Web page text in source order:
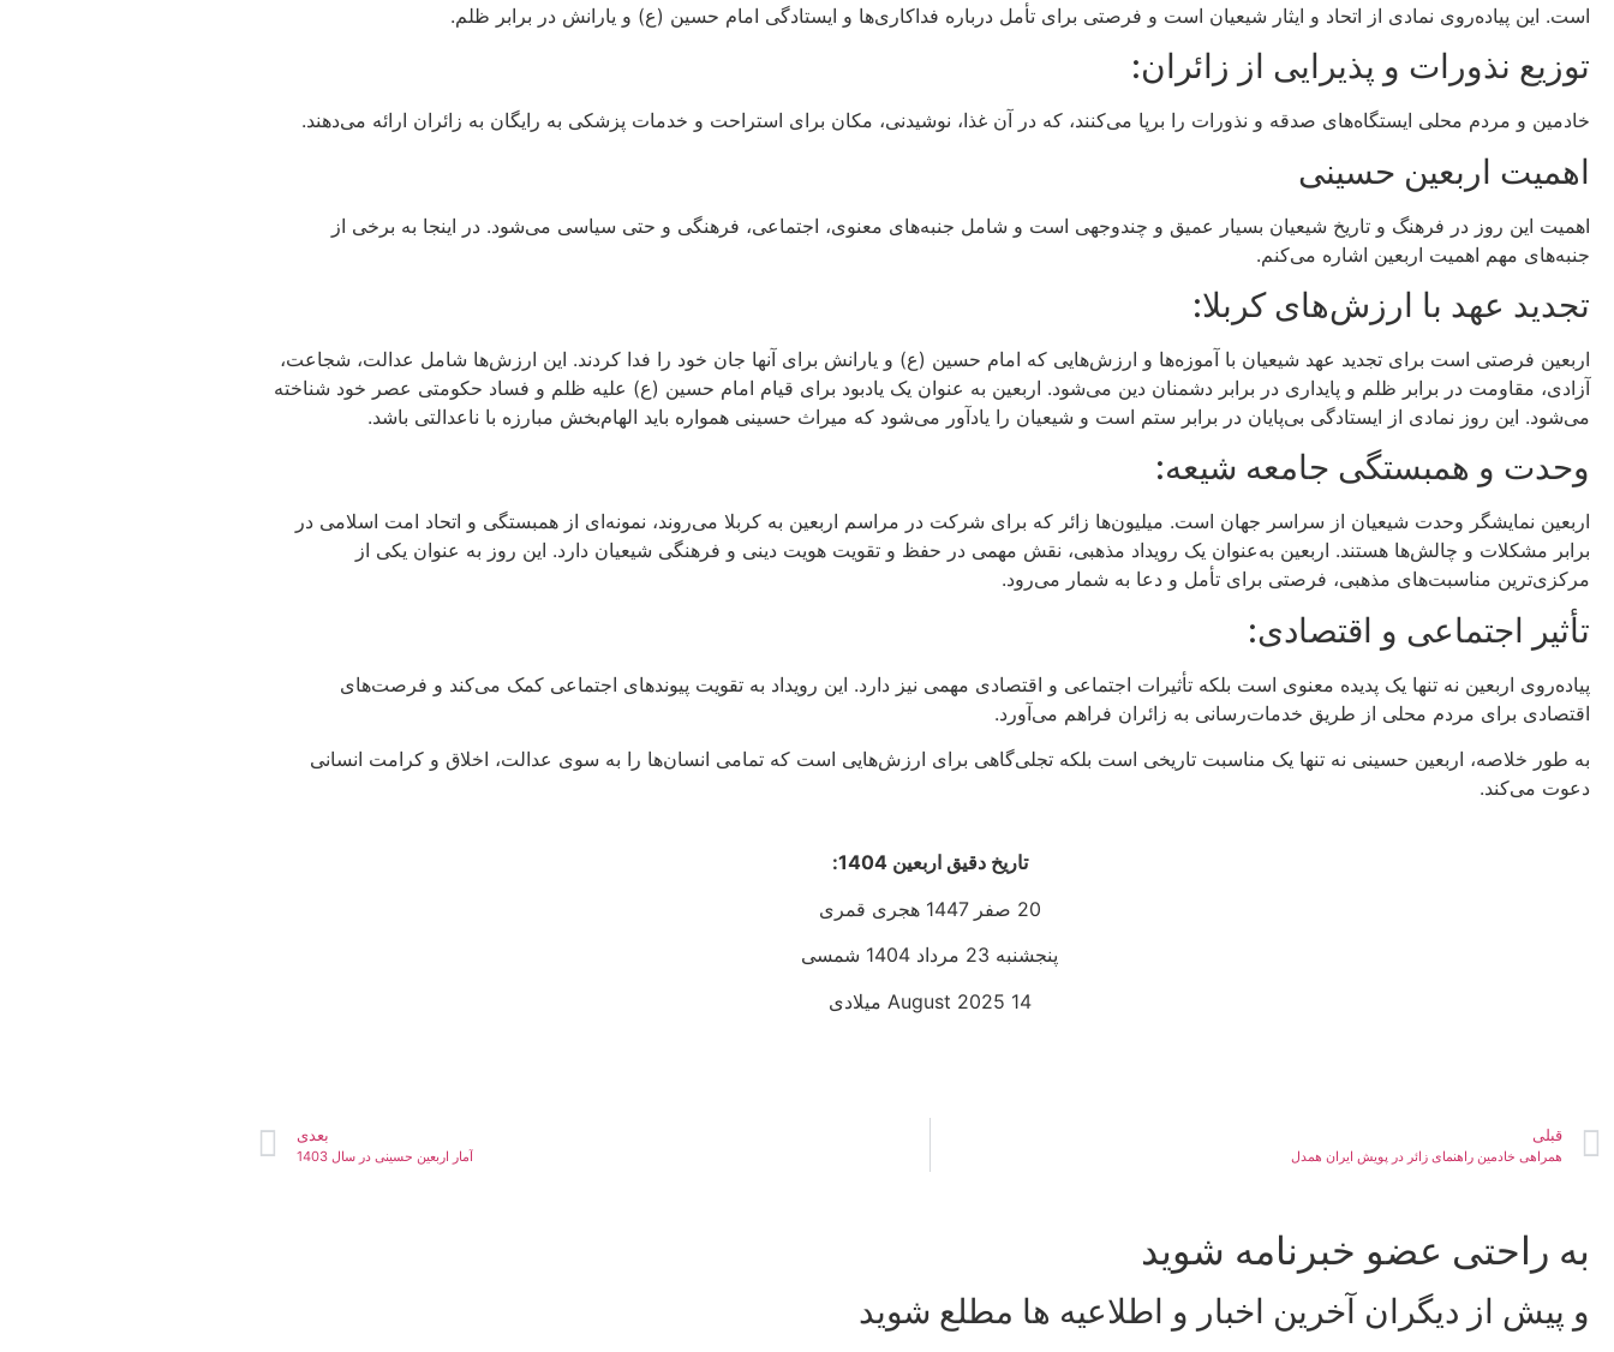
است. این پیاده‌روی نمادی از اتحاد و ایثار شیعیان است و فرصتی برای تأمل درباره فداکاری‌ها و ایستادگی امام حسین (ع) و یارانش در برابر ظلم.
توزیع نذورات و پذیرایی از زائران:
خادمین و مردم محلی ایستگاه‌های صدقه و نذورات را برپا می‌کنند، که در آن غذا، نوشیدنی، مکان برای استراحت و خدمات پزشکی به رایگان به زائران ارائه می‌دهند.
اهمیت اربعین حسینی
اهمیت این روز در فرهنگ و تاریخ شیعیان بسیار عمیق و چندوجهی است و شامل جنبه‌های معنوی، اجتماعی، فرهنگی و حتی سیاسی می‌شود. در اینجا به برخی از
جنبه‌های مهم اهمیت اربعین اشاره می‌کنم.
تجدید عهد با ارزش‌های کربلا:
اربعین فرصتی است برای تجدید عهد شیعیان با آموزه‌ها و ارزش‌هایی که امام حسین (ع) و یارانش برای آنها جان خود را فدا کردند. این ارزش‌ها شامل عدالت، شجاعت،
آزادی، مقاومت در برابر ظلم و پایداری در برابر دشمنان دین می‌شود. اربعین به عنوان یک یادبود برای قیام امام حسین (ع) علیه ظلم و فساد حکومتی عصر خود شناخته
می‌شود. این روز نمادی از ایستادگی بی‌پایان در برابر ستم است و شیعیان را یادآور می‌شود که میراث حسینی همواره باید الهام‌بخش مبارزه با ناعدالتی باشد.
وحدت و همبستگی جامعه شیعه:
اربعین نمایشگر وحدت شیعیان از سراسر جهان است. میلیون‌ها زائر که برای شرکت در مراسم اربعین به کربلا می‌روند، نمونه‌ای از همبستگی و اتحاد امت اسلامی در
برابر مشکلات و چالش‌ها هستند. اربعین به‌عنوان یک رویداد مذهبی، نقش مهمی در حفظ و تقویت هویت دینی و فرهنگی شیعیان دارد. این روز به عنوان یکی از
مرکزی‌ترین مناسبت‌های مذهبی، فرصتی برای تأمل و دعا به شمار می‌رود.
تأثیر اجتماعی و اقتصادی:
پیاده‌روی اربعین نه تنها یک پدیده معنوی است بلکه تأثیرات اجتماعی و اقتصادی مهمی نیز دارد. این رویداد به تقویت پیوندهای اجتماعی کمک می‌کند و فرصت‌های
اقتصادی برای مردم محلی از طریق خدمات‌رسانی به زائران فراهم می‌آورد.
به طور خلاصه، اربعین حسینی نه تنها یک مناسبت تاریخی است بلکه تجلی‌گاهی برای ارزش‌هایی است که تمامی انسان‌ها را به سوی عدالت، اخلاق و کرامت انسانی
دعوت می‌کند.
تاریخ دقیق اربعین 1404:
20 صفر 1447 هجری قمری
پنجشنبه 23 مرداد 1404 شمسی
14 August 2025 میلادی
قبلی
همراهی خادمین راهنمای زائر در پویش ایران همدل
بعدی
آمار اربعین حسینی در سال 1403
به راحتی عضو خبرنامه شوید
و پیش از دیگران آخرین اخبار و اطلاعیه ها مطلع شوید